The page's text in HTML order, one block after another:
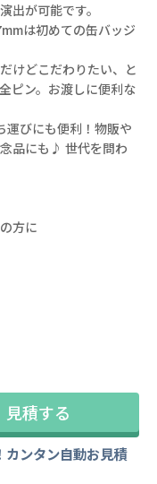
出が可能です。
は初めての缶バッジ
けどこだわりたい、と
ピン。お渡しに便利な
運びにも便利！物販や
品にも♪ 世代を問わ
方に
見積する
カンタン自動お見積